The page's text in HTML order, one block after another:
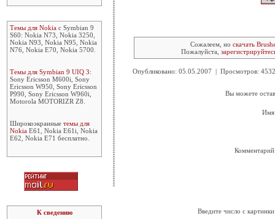
Темы для Nokia с Symbian 9
S60: Nokia N73, Nokia 3250,
Nokia N93, Nokia N95, Nokia
N76, Nokia E70, Nokia 5700.
Темы для Symbian 9 UIQ 3:
Sony Ericsson M600i, Sony
Ericsson W950, Sony Ericsson
P990, Sony Ericsson W960i,
Motorola MOTORIZR Z8.
Широкоэкранные темы для
Nokia E61, Nokia E61i, Nokia
E62, Nokia E71 бесплатно.
К сведению
Сожалеем, но скачать
Пожалуйста,
Опубликовано: 05.05.2007 | Просмотров:
Вы можете
Введите число с